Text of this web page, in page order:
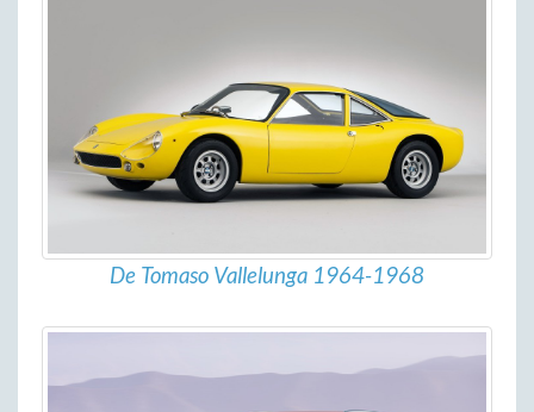
De Tomaso Vallelunga 1964-1968